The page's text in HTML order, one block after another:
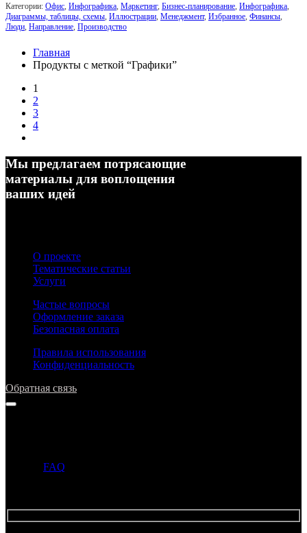
Категории: Офис Инфографика Маркетинг, Бизнес-планирование Инфографика
Диаграммы, таблицы, схемы Иллюстрации Менеджмент, Избранное Финансы
Люди Направление Производство
Главная
Продукты с меткой “Графики”
1
2
3
4
Мы предлагаем потрясающие
материалы для воплощения
ваших идей
О проекте
Тематические статьи
Услуги
Частые вопросы
Оформление заказа
Безопасная оплата
Правила использования
Конфиденциальность
Обратная связь
FAQ